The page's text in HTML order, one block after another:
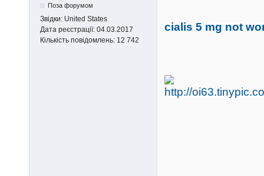
Поза форумом
Звідки: United States
Дата реєстрації: 04.03.2017
Кількість повідомлень: 12 742
cialis 5 mg not